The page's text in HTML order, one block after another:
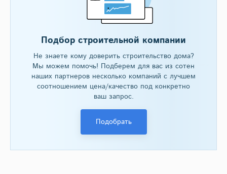
Подбор строительной компании
Не знаете кому доверить строительство дома?
Мы можем помочь! Подберем для вас из сотен
наших партнеров несколько компаний с лучшем
соотношением цена/качество под конкретно
ваш запрос.
Подобрать